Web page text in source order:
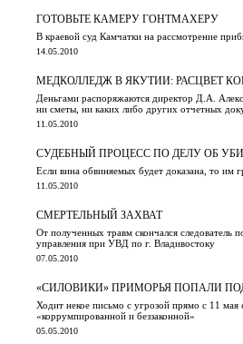
ГОТОВЬТЕ КАМЕРУ ГОНТМАХЕРУ
В краевой суд Камчатки на рассмотрение
14.05.2010
МЕДКОЛЛЕДЖ В ЯКУТИИ: РАСЦВЕТ
Деньгами распоряжаются директор Д.А.
ни сметы, ни каких либо других отчетных
11.05.2010
СУДЕБНЫЙ ПРОЦЕСС ПО ДЕЛУ ОБ
Если вина обвиняемых будет доказана, то им
11.05.2010
СМЕРТЕЛЬНЫЙ ЗАХВАТ
От полученных травм скончался
управления при УВД по г. Владивостоку
07.05.2010
«СИЛОВИКИ» ПРИМОРЬЯ ПОПАЛИ
Ходит некое письмо с угрозой прямо с 11 мая
«коррумпированной и беззаконной»
05.05.2010